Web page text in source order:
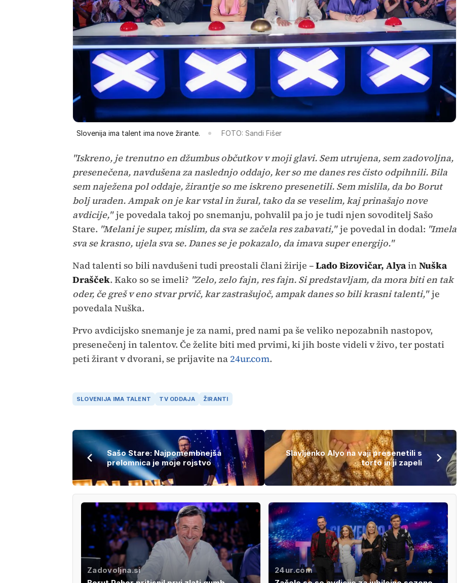
Slovenija ima talent ima nove žirante. FOTO: Sandi Fišer
"Iskreno, je trenutno en džumbus občutkov v moji glavi. Sem utrujena, sem zadovoljna,
presenečena, navdušena za naslednjo oddajo, ker so me danes res čisto odpihnili. Bila
sem naježena pol oddaje, žirantje so me iskreno presenetili. Sem mislila, da bo Borut
bolj uraden. Ampak on je kar vstal in žural, tako da se veselim, kaj prinašajo nove
avdicije,"je povedala takoj po snemanju, pohvalil pa jo je tudi njen sovoditelj Sašo
Stare. "Melani je super, mislim, da sva se začela res zabavati,"je povedal in dodal: "Imela
sva se krasno, ujela sva se. Danes se je pokazalo, da imava super energijo."
Nad talenti so bili navdušeni tudi preostali člani žirije –Lado Bizovičar, AlyainNuška
Drašček. Kako so se imeli? "Zelo, zelo fajn, res fajn. Si predstavljam, da mora biti en tak
oder, če greš v eno stvar prvič, kar zastrašujoč, ampak danes so bili krasni talenti,"je
povedala Nuška.
Prvo avdicijsko snemanje je za nami, pred nami pa še veliko nepozabnih nastopov,
presenečenj in talentov. Če želite biti med prvimi, ki jih boste videli v živo, ter postati
peti žirant v dvorani, se prijavite na 24ur.com.
SLOVENIJA IMA TALENT TV ODDAJA ŽIRANTI
Sašo Stare: Najpomembnejša
prelomnica je moje rojstvo
Slavljenko Alyo na vaji presenetili s
torto in ji zapeli
Zadovoljna.si
24ur.com